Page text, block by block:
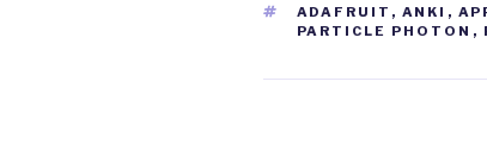
ÉTIQUETTES
ADAFRUIT , ANKI ,
PARTICLE PHOTON ,